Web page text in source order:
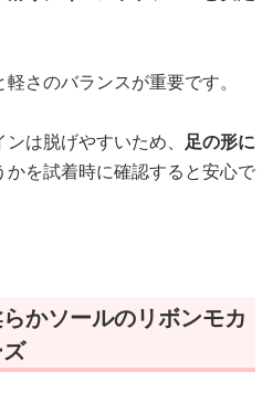
さのバランスが重要です。
は脱げやすいため、 足の形に
かを試着時に確認すると安心で
かソールのリボンモカ